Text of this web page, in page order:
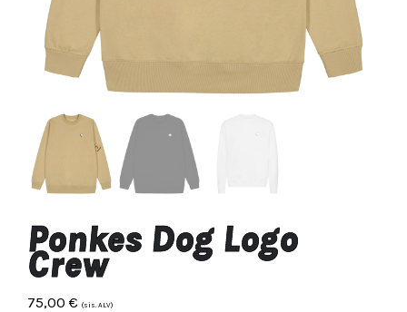
Ponkes Dog Logo
Crew
75,00 € (sis. ALV)